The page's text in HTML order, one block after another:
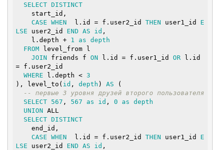
SELECT DISTINCT
CASE WHEN
  l.id = f.user2_id
THEN user1_id E
LSE user2_id END AS id ,
    l.depth +
1 as depth
FROM level_from l
JOIN friends f ON l.id = f.user1_id OR l.id
= f.user2_id
WHERE l.depth < 3
), level_to( id , depth ) AS (
-- первые 3 уровня друзей второго пользователя
SELECT 567 , 567 as id , 0 as depth
UNION ALL
SELECT DISTINCT
CASE WHEN
  l.id = f.user2_id
THEN user1_id E
LSE user2_id END AS id ,